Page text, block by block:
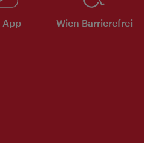
App Wien Barrierefrei